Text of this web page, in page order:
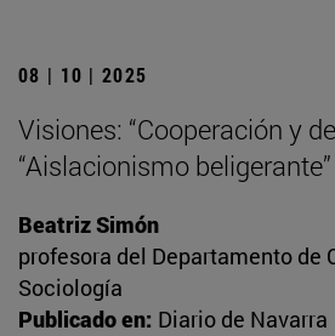
08 | 10 | 2025
Visiones: “Cooperación y
“Aislacionismo beligerante”
Beatriz Simón
profesora del Departamento de
Sociología
Publicado en: Diario de Navarra